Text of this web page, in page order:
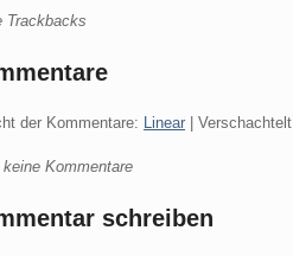
Trackbacks
der Kommentare: Linear | Verschachtelt
keine Kommentare
schreiben